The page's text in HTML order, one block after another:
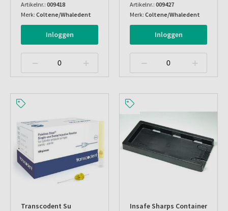
Artikelnr.: 009418
Merk: Coltene/Whaledent
Inloggen
Artikelnr.: 009427
Merk: Coltene/Whaledent
Inloggen
Transcodent Su
Insafe Sharps Container